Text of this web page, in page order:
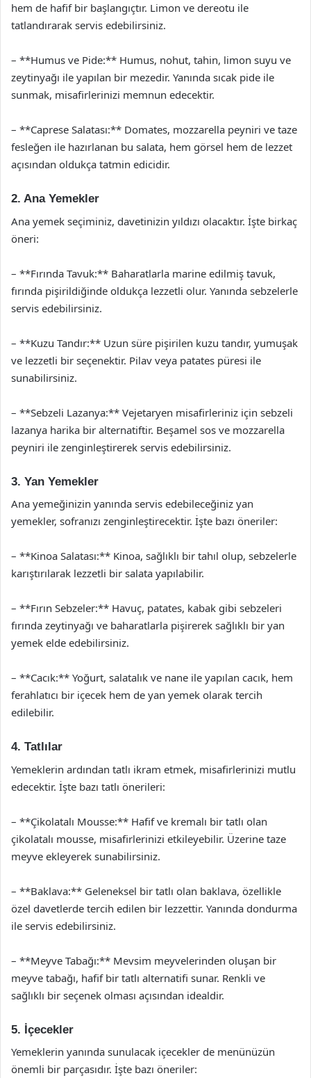
hem de hafif bir başlangıçtır. Limon ve dereotu ile
tatlandırarak servis edebilirsiniz.
– **Humus ve Pide:** Humus, nohut, tahin, limon suyu ve
zeytinyağı ile yapılan bir mezedir. Yanında sıcak pide ile
sunmak, misafirlerinizi memnun edecektir.
– **Caprese Salatası:** Domates, mozzarella peyniri ve taze
fesleğen ile hazırlanan bu salata, hem görsel hem de lezzet
açısından oldukça tatmin edicidir.
2. Ana Yemekler
Ana yemek seçiminiz, davetinizin yıldızı olacaktır. İşte birkaç
öneri:
– **Fırında Tavuk:** Baharatlarla marine edilmiş tavuk,
fırında pişirildiğinde oldukça lezzetli olur. Yanında sebzelerle
servis edebilirsiniz.
– **Kuzu Tandır:** Uzun süre pişirilen kuzu tandır, yumuşak
ve lezzetli bir seçenektir. Pilav veya patates püresi ile
sunabilirsiniz.
– **Sebzeli Lazanya:** Vejetaryen misafirleriniz için sebzeli
lazanya harika bir alternatiftir. Beşamel sos ve mozzarella
peyniri ile zenginleştirerek servis edebilirsiniz.
3. Yan Yemekler
Ana yemeğinizin yanında servis edebileceğiniz yan
yemekler, sofranızı zenginleştirecektir. İşte bazı öneriler:
– **Kinoa Salatası:** Kinoa, sağlıklı bir tahıl olup, sebzelerle
karıştırılarak lezzetli bir salata yapılabilir.
– **Fırın Sebzeler:** Havuç, patates, kabak gibi sebzeleri
fırında zeytinyağı ve baharatlarla pişirerek sağlıklı bir yan
yemek elde edebilirsiniz.
– **Cacık:** Yoğurt, salatalık ve nane ile yapılan cacık, hem
ferahlatıcı bir içecek hem de yan yemek olarak tercih
edilebilir.
4. Tatlılar
Yemeklerin ardından tatlı ikram etmek, misafirlerinizi mutlu
edecektir. İşte bazı tatlı önerileri:
– **Çikolatalı Mousse:** Hafif ve kremalı bir tatlı olan
çikolatalı mousse, misafirlerinizi etkileyebilir. Üzerine taze
meyve ekleyerek sunabilirsiniz.
– **Baklava:** Geleneksel bir tatlı olan baklava, özellikle
özel davetlerde tercih edilen bir lezzettir. Yanında dondurma
ile servis edebilirsiniz.
– **Meyve Tabağı:** Mevsim meyvelerinden oluşan bir
meyve tabağı, hafif bir tatlı alternatifi sunar. Renkli ve
sağlıklı bir seçenek olması açısından idealdir.
5. İçecekler
Yemeklerin yanında sunulacak içecekler de menünüzün
önemli bir parçasıdır. İşte bazı öneriler: